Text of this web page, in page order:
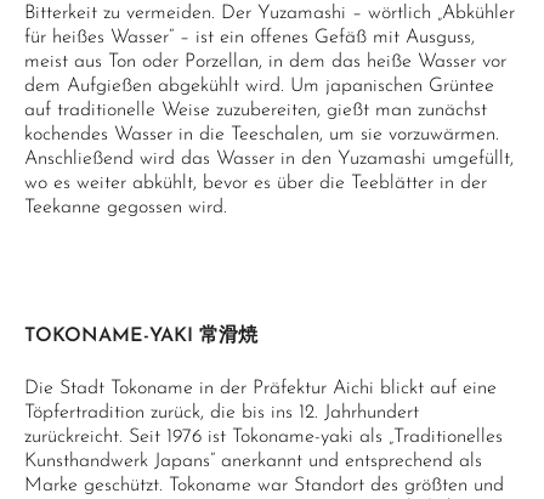
Bitterkeit zu vermeiden. Der Yuzamashi – wörtlich „Abkühler
für heißes Wasser“ – ist ein offenes Gefäß mit Ausguss,
meist aus Ton oder Porzellan, in dem das heiße Wasser vor
dem Aufgießen abgekühlt wird. Um japanischen Grüntee
auf traditionelle Weise zuzubereiten, gießt man zunächst
kochendes Wasser in die Teeschalen, um sie vorzuwärmen.
Anschließend wird das Wasser in den Yuzamashi umgefüllt,
wo es weiter abkühlt, bevor es über die Teeblätter in der
Teekanne gegossen wird.
TOKONAME-YAKI 常滑焼
Die Stadt Tokoname in der Präfektur Aichi blickt auf eine
Töpfertradition zurück, die bis ins 12. Jahrhundert
zurückreicht. Seit 1976 ist Tokoname-yaki als „Traditionelles
Kunsthandwerk Japans“ anerkannt und entsprechend als
Marke geschützt. Tokoname war Standort des größten und